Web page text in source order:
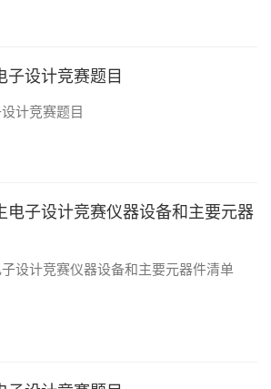
子设计竞赛题目
计竞赛题目
电子设计竞赛仪器设备和主要元器
设计竞赛仪器设备和主要元器件清单